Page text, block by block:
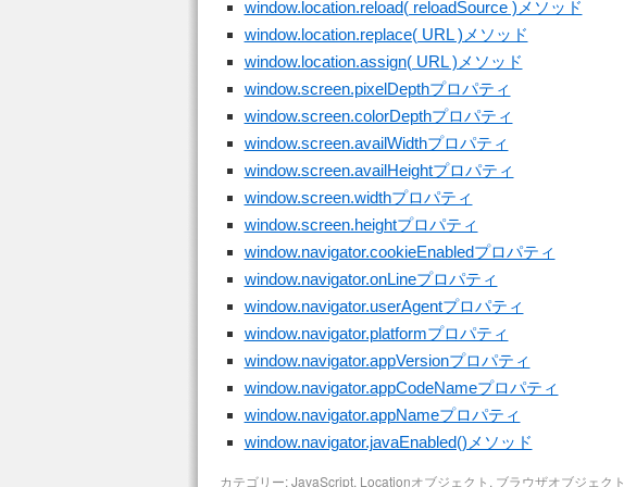
window.location.reload( reloadSource )メソッド
window.location.replace( URL )メソッド
window.location.assign( URL )メソッド
window.screen.pixelDepthプロパティ
window.screen.colorDepthプロパティ
window.screen.availWidthプロパティ
window.screen.availHeightプロパティ
window.screen.widthプロパティ
window.screen.heightプロパティ
window.navigator.cookieEnabledプロパティ
window.navigator.onLineプロパティ
window.navigator.userAgentプロパティ
window.navigator.platformプロパティ
window.navigator.appVersionプロパティ
window.navigator.appCodeNameプロパティ
window.navigator.appNameプロパティ
window.navigator.javaEnabled()メソッド
カテゴリー:JavaScript, Locationオブジェクト , ブラウザオブジェクト